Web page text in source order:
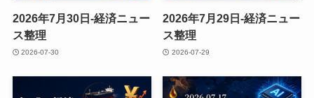
2026年7月30日-経済ニュー
ス整理
2026-07-30
2026年7月29日-経済ニュー
ス整理
2026-07-29